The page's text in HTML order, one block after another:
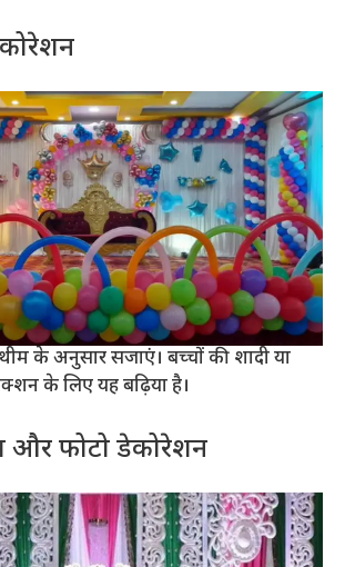
के अनुसार सजाएं। बच्चों की शादी या
के लिए यह बढ़िया है।
और फोटो डेकोरेशन